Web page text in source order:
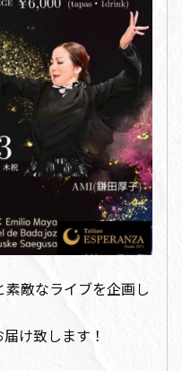
敵なライブを企画し
け致します！